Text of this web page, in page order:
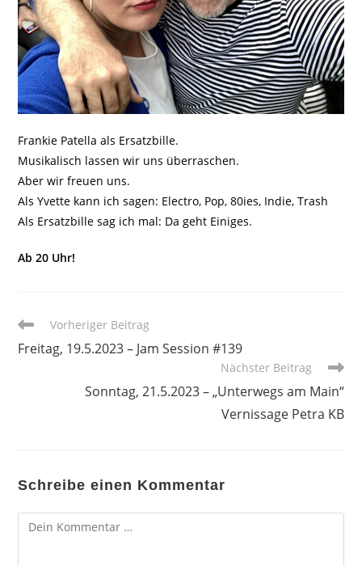
Frankie Patella als Ersatzbille.
Musikalisch lassen wir uns überraschen.
Aber wir freuen uns.
Als Yvette kann ich sagen: Electro, Pop, 80ies, Indie, Trash
Als Ersatzbille sag ich mal: Da geht Einiges.
Ab 20 Uhr!
Weitere
ansehen
Vorheriger Beitrag
Freitag, 19.5.2023 – Jam Session #139
Nächster Beitrag
Sonntag, 21.5.2023 – „Unterwegs am Main“
Vernissage Petra KB
Schreibe einen Kommentar
Kommentar